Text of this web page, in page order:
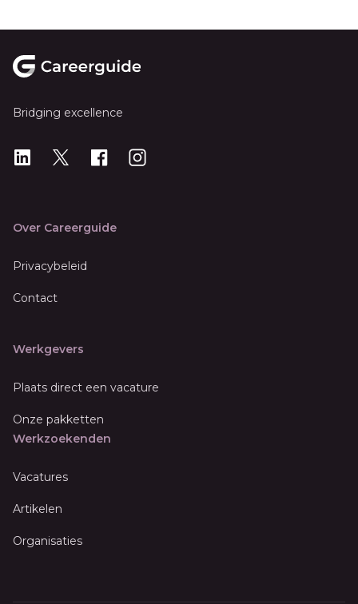
Bridging excellence
LinkedIn
X Instagram
Over Careerguide
Privacybeleid
Contact
Werkgevers
Plaats direct een vacature
Onze pakketten
Werkzoekenden
Vacatures
Artikelen
Organisaties